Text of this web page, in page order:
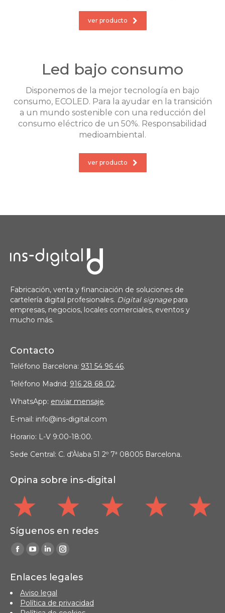
ver producto
Led bajo consumo
Disponemos de la mejor tecnología en bajo
consumo, ECOLED. Para la ayudar en la transición
a un mundo sostenible con una reducción del
consumo eléctrico de un 50%. Responsabilidad
medioambiental.
ver producto
Fabricación, venta y financiación de soluciones de
cartelería digital profesionales. Digital signage para
empresas, negocios, locales comerciales, eventos y
mucho más.
Contacto
Teléfono Barcelona: 931 54 96 46.
Teléfono Madrid: 916 28 68 02.
WhatsApp: enviar mensaje.
E-mail: info@ins-digital.com
Horario: L-V 9:00-18:00.
Sede Central: C. d'Àlaba 51 2º 7ª 08005 Barcelona.
Opina sobre ins-digital
Síguenos en redes
Find us on:
Facebook
opens
in
new
YouTube
opens
in
new
Linkedin
opens
in
new
Instagram
opens
new
Enlaces legales
Aviso legal
Política de privacidad